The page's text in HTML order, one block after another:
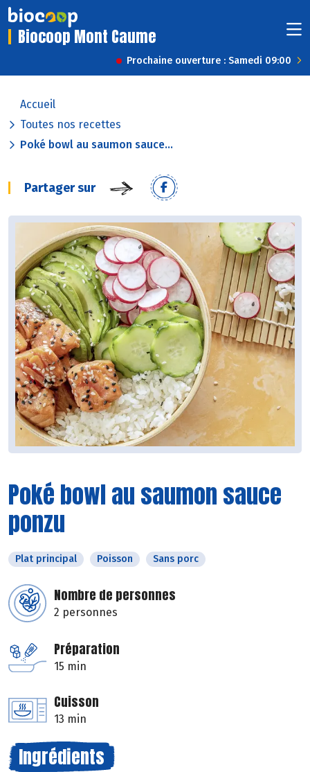
Biocoop Mont Caume
Prochaine ouverture : Samedi 09:00
Accueil
Toutes nos recettes
Poké bowl au saumon sauce...
Partager sur
Poké bowl au saumon sauce
ponzu
Plat principal Poisson Sans porc
Nombre de personnes
2 personnes
Préparation
15 min
Cuisson
13 min
Ingrédients